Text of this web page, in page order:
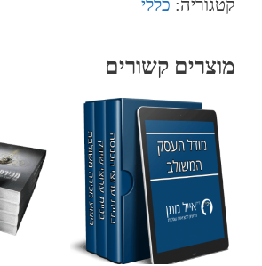
קטגוריה: כללי
מוצרים קשורים